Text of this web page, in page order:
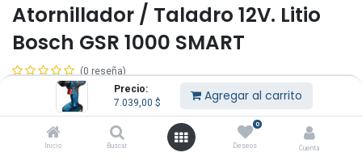
Precio:
7.039,00 $ Agregar al carrito
Inicio Buscar
0
Deseos Cuenta
Atornillador / Taladro 12V. Litio
Bosch GSR 1000 SMART
(0 reseña)
Iluminación eficaz para los espacios de trabajo oscuros con luces
Cambio sencillo de la broca de tornillo con mandril de manguito
Atornillado preciso con función de freno del motor.